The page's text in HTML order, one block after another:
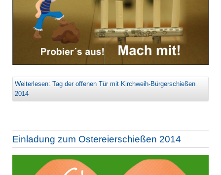
Weiterlesen: Tag der offenen Tür mit Kirchweih-Bürgerschießen
2014
Einladung zum Ostereierschießen 2014